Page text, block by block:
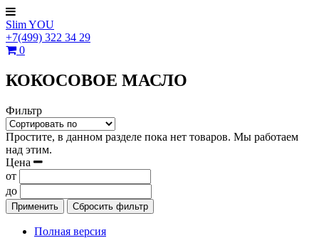
Slim YOU
+7(499) 322 34 29
0
КОКОСОВОЕ МАСЛО
Фильтр
Простите, в данном разделе пока нет товаров. Мы работаем
над этим.
Цена
от
до
Применить Сбросить фильтр
Полная версия